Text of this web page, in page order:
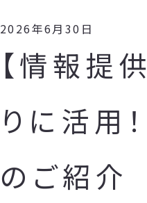
2026年6月30日
【情報提
りに活用
のご紹介